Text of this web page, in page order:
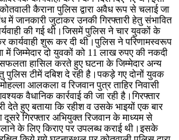
कैराना पुलिस द्वारा अवैध रूप से चलाई जा
में जानकारी जुटाकर उनकी गिरफ्तारी हेतु संभावित
की गई थी।जिसमें पुलिस ने चार युवकों के
कार्यवाही शुरू कर दी थी।पुलिस ने परिणामस्वरूप
में जिम्मेदार दो युवकों को 11 लाख रुपए की नकदी
हासिल करते हुए घटना के जिम्मेदार अन्य
पुलिस टीमें दबिश दे रही है।पकड़े गए दोनों युवक
आलकला व रिजवान पुत्र ताहिर निवासी
वैधानिक कार्रवाई की जा रही है।गिरफ्तार
देते हुए बताया कि रहीश व उसके भाइयों एक बार
दूसरे गिरफ्तार अभियुक्त रिजवान के माध्यम से
के लिए किराए पर उपलब्ध कराई थी।इसके